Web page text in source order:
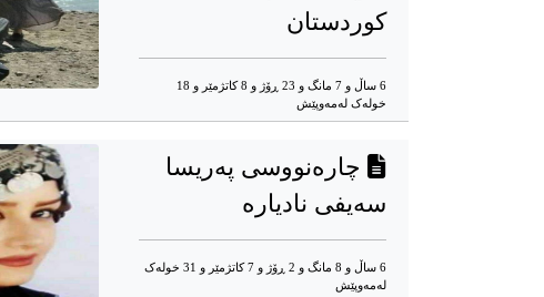
کوردستان
6 ساڵ و 7 مانگ و 23 ڕۆژ و 8 کاتژمێر و 18
خوله‌ک له‌مه‌وپێش‌
چارەنووسی پەریسا
سەیفی نادیارە
6 ساڵ و 8 مانگ و 2 ڕۆژ و 7 کاتژمێر و 31 خوله‌ک
له‌مه‌وپێش‌